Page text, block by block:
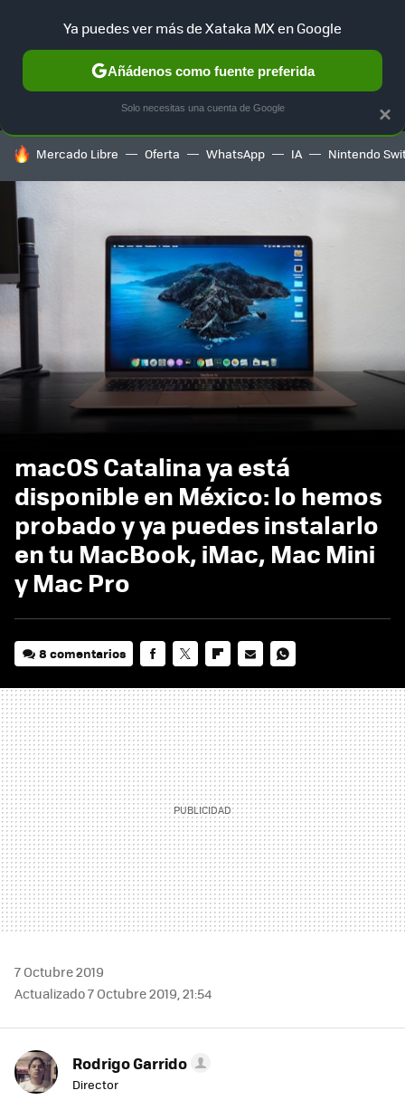
MENÚ NUEVO
GAMING HOME AUTO
HOY SE HABLA DE
Mercado Libre Oferta WhatsApp IA Nintendo
macOS Catalina ya está
disponible en México: lo hemos
probado y ya puedes instalarlo
en tu MacBook, iMac, Mac Mini
y Mac Pro
8 comentarios
MAIL
7 Octubre 2019
Actualizado 7 Octubre 2019, 21:54
Rodrigo Garrido
Director
×
Ya puedes ver más de Xataka MX en Google
Añádenos como fuente preferida
Solo necesitas una cuenta de Google